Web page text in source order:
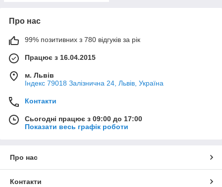
Про нас
99% позитивних з 780 відгуків за рік
Працює з 16.04.2015
м. Львів
Індекс 79018 Залізнична 24, Львів, Україна
Контакти
Сьогодні працює з 09:00 до 17:00
Показати весь графік роботи
Про нас
Контакти